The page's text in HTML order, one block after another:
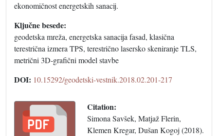
ekonomičnost energetskih sanacij.
Ključne besede:
geodetska mreža, energetska sanacija fasad, klasična
terestrična izmera TPS, terestrično lasersko skeniranje TLS,
metrični 3D-grafični model stavbe
DOI: 10.15292/geodetski-vestnik.2018.02.201-217
Citation:
Simona Savšek, Matjaž Flerin,
Klemen Kregar, Dušan Kogoj (2018).